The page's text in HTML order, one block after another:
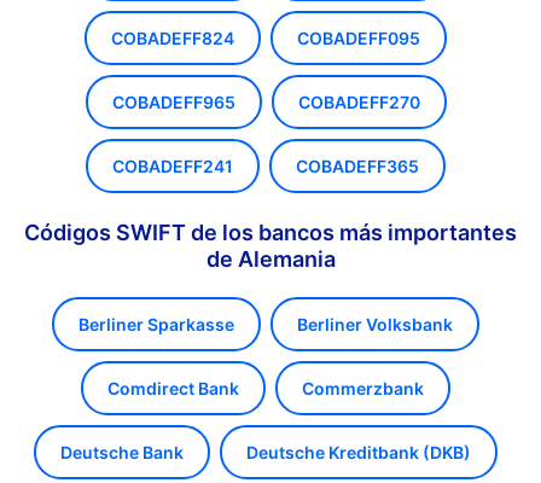
COBADEFF824 COBADEFF095
COBADEFF965 COBADEFF270
COBADEFF241 COBADEFF365
Códigos SWIFT de los bancos más importantes
de Alemania
Berliner Sparkasse Berliner Volksbank
Comdirect Bank Commerzbank
Deutsche Bank Deutsche Kreditbank (DKB)